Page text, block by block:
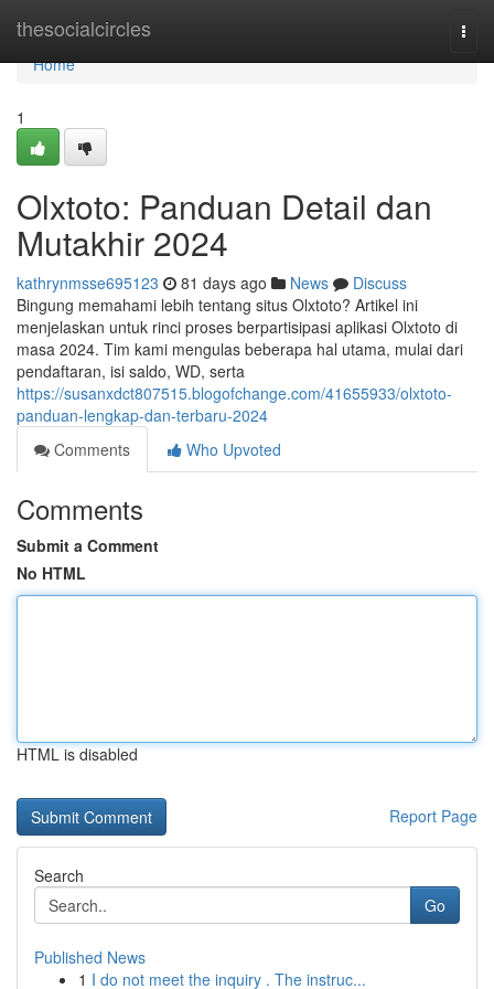
thesocialcircles
Home
Home
1
Olxtoto: Panduan Detail dan
Mutakhir 2024
kathrynmsse695123 81 days ago News
Discuss
Bingung memahami lebih tentang situs Olxtoto? Artikel ini
menjelaskan untuk rinci proses berpartisipasi aplikasi Olxtoto di
masa 2024. Tim kami mengulas beberapa hal utama, mulai dari
pendaftaran, isi saldo, WD, serta
https://susanxdct807515.blogofchange.com/41655933/olxtoto-
panduan-lengkap-dan-terbaru-2024
Comments
Who Upvoted
Comments
Submit a Comment
No HTML
HTML is disabled
Report Page
Search
Go
Published News
1 I do not meet the inquiry . The instruc...